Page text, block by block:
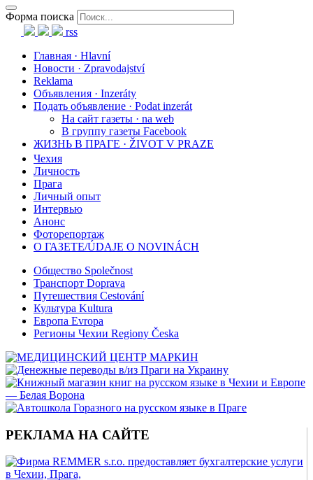
Форма поиска
rss
Главная · Hlavní
Новости · Zpravodajství
Reklama
Объявления · Inzeráty
Подать объявление · Podat inzerát
На сайт газеты · na web
В группу газеты Facebook
ЖИЗНЬ В ПРАГЕ · ŽIVOT V PRAZE
Чехия
Личность
Прага
Личный опыт
Интервью
Анонс
Фоторепортаж
О ГАЗЕТЕ/ÚDAJE O NOVINÁCH
Общество Společnost
Транспорт Doprava
Путешествия Cestování
Культура Kultura
Европа Evropa
Регионы Чехии Regiony Česka
РЕКЛАМА НА САЙТЕ